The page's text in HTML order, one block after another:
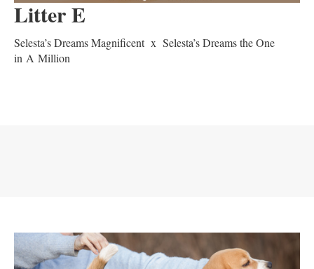
Litter E
Selesta’s Dreams Magnificent x Selesta’s Dreams the One
in A Million